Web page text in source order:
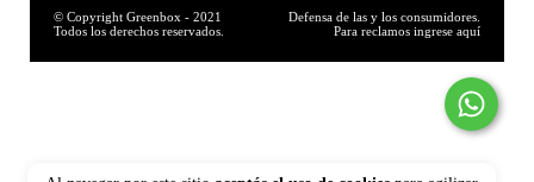
© Copyright Greenbox - 2021
Todos los derechos reservados.
Defensa de las y los consumidores.
Para reclamos ingrese aquí